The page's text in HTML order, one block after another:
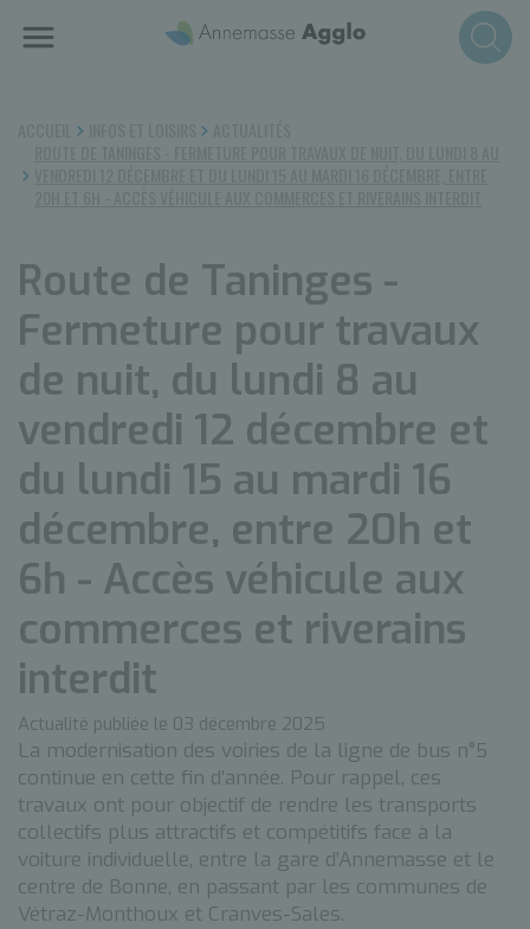
Route de Taninges -
Fermeture pour travaux
de nuit, du lundi 8 au
vendredi 12 décembre et
du lundi 15 au mardi 16
décembre, entre 20h et
6h - Accès véhicule aux
commerces et riverains
interdit
Actualité publiée le 03 décembre 2025
La modernisation des voiries de la ligne de bus n°5
continue en cette fin d’année. Pour rappel, ces
travaux ont pour objectif de rendre les transports
collectifs plus attractifs et compétitifs face à la
voiture individuelle, entre la gare d'Annemasse et le
centre de Bonne, en passant par les communes de
Vétraz-Monthoux et Cranves-Sales.